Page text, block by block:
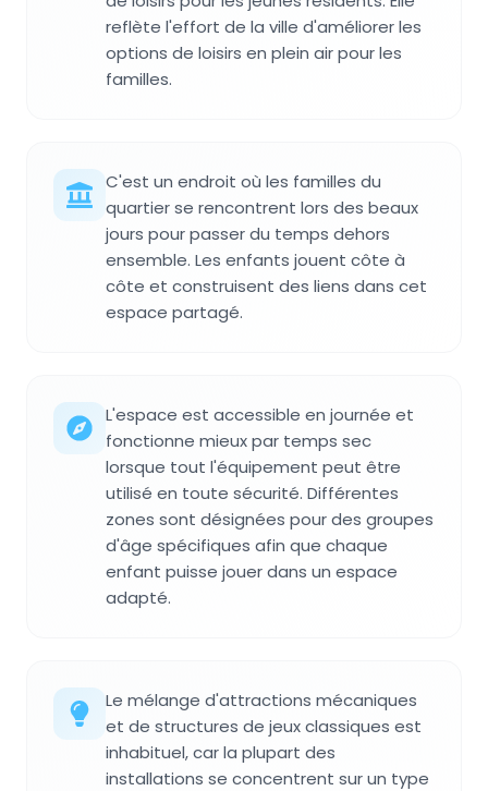
reflète l'effort de la ville d'améliorer les
options de loisirs en plein air pour les
familles.
C'est un endroit où les familles du
quartier se rencontrent lors des beaux
jours pour passer du temps dehors
ensemble. Les enfants jouent côte à
côte et construisent des liens dans cet
espace partagé.
L'espace est accessible en journée et
fonctionne mieux par temps sec
lorsque tout l'équipement peut être
utilisé en toute sécurité. Différentes
zones sont désignées pour des groupes
d'âge spécifiques afin que chaque
enfant puisse jouer dans un espace
adapté.
Le mélange d'attractions mécaniques
et de structures de jeux classiques est
inhabituel, car la plupart des
installations se concentrent sur un type